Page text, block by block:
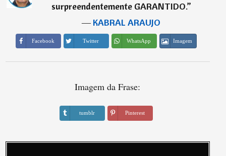
surpreendentemente GARANTIDO.”
―KABRAL ARAUJO
Facebook Twitter WhatsApp Imagem
Imagem da Frase:
tumblr Pinterest